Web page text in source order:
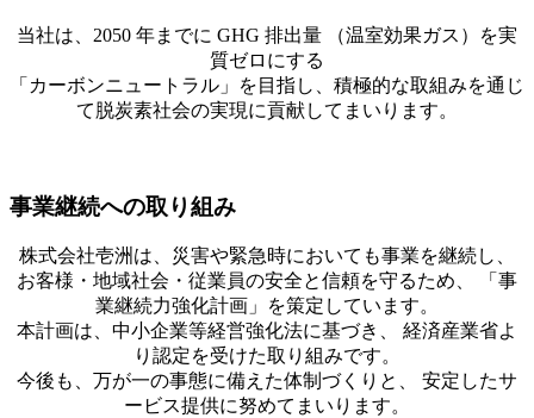
当社は、2050 年までに GHG 排出量 （温室効果ガス）を実
質ゼロにする
「カーボンニュートラル」を目指し、積極的な取組みを通じ
て脱炭素社会の実現に貢献してまいります。
事業継続への取り組み
株式会社壱洲は、災害や緊急時においても事業を継続し、
お客様・地域社会・従業員の安全と信頼を守るため、 「事
業継続力強化計画」を策定しています。
本計画は、中小企業等経営強化法に基づき、 経済産業省よ
り認定を受けた取り組みです。
今後も、万が一の事態に備えた体制づくりと、 安定したサ
ービス提供に努めてまいります。